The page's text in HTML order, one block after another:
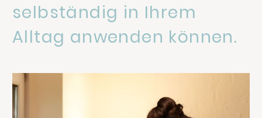
selbständig in Ihrem
Alltag anwenden können.